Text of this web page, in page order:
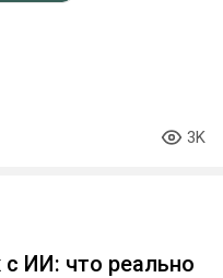
3K
ИИ: что реально